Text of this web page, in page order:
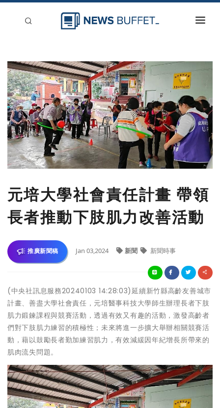
新聞稿分類
登入
刊登
元培大學社會責任計畫 帶領
長者推動下肢肌力改善活動
推廣新聞稿 Jan 03,2024 新聞 新聞時事
(中央社訊息服務20240103 14:28:03)延續新竹縣高齡友善城市
計畫、善盡大學社會責任，元培醫事科技大學師生辦理長者下肢
肌力鍛鍊課程與競賽活動，透過有效又有趣的活動，激發高齡者
們對下肢肌力練習的積極性；未來將進一步擴大舉辦相關競賽活
動，藉以鼓勵長者勤加練習肌力，有效減緩因年紀增長所帶來的
肌肉流失問題。